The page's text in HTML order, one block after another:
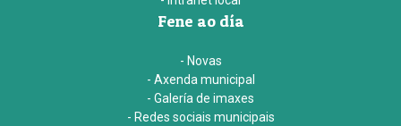
Fene ao día
- Novas
- Axenda municipal
- Galería de imaxes
- Redes sociais municipais